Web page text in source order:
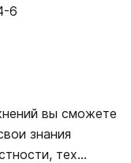
6
вы сможете
знания
тех